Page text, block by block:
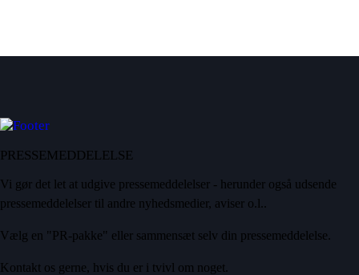
PRESSEMEDDELELSE
Vi gør det let at udgive pressemeddelelser - herunder også udsende
pressemeddelelser til andre nyhedsmedier, aviser o.l..
Vælg en "PR-pakke" eller sammensæt selv din pressemeddelelse.
Kontakt os gerne, hvis du er i tvivl om noget.